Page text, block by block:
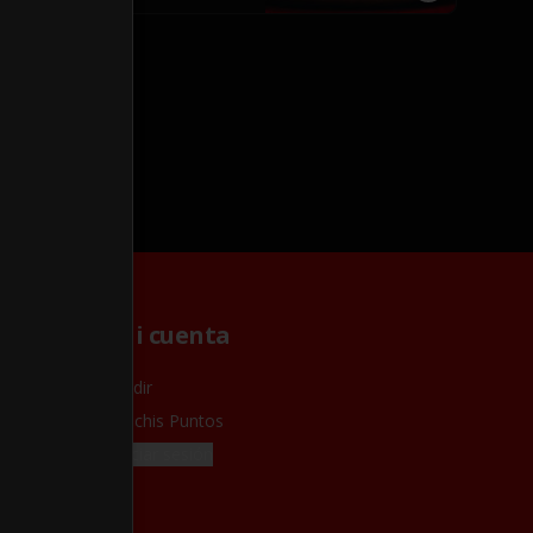
Mi cuenta
Pedir
Rochis Puntos